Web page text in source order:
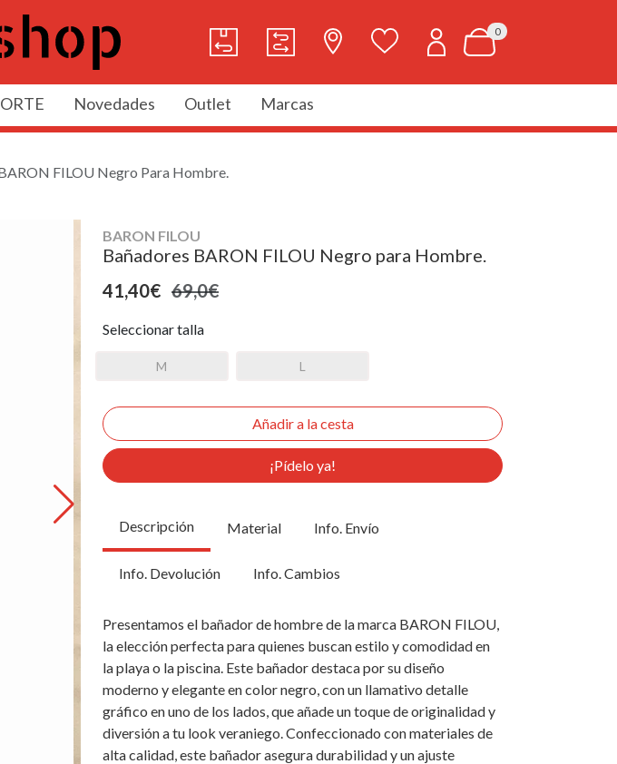
0
Novedades Outlet Marcas
FILOU Negro Para Hombre.
BARON FILOU
Bañadores BARON FILOU Negro para Hombre.
41,40€ 69,0€
Seleccionar talla
M L
¡Pídelo ya!
Descripción Material Info. Envío
Info. Devolución Info. Cambios
Presentamos el bañador de hombre de la marca BARON FILOU,
la elección perfecta para quienes buscan estilo y comodidad en
la playa o la piscina. Este bañador destaca por su diseño
moderno y elegante en color negro, con un llamativo detalle
gráfico en uno de los lados, que añade un toque de originalidad y
diversión a tu look veraniego. Confeccionado con materiales de
alta calidad, este bañador asegura durabilidad y un ajuste